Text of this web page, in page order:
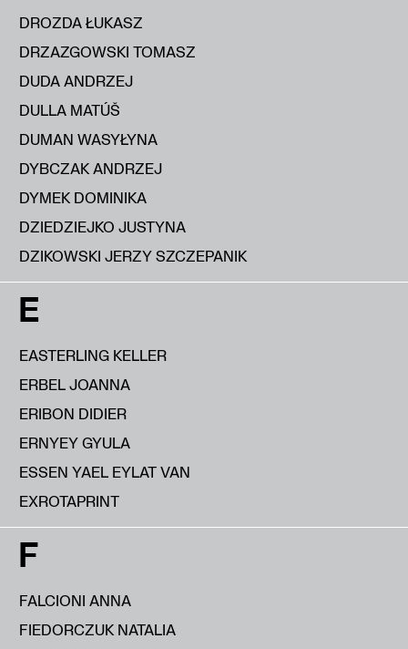
DROZDA ŁUKASZ
DRZAZGOWSKI TOMASZ
DUDA ANDRZEJ
DULLA MATÚŠ
DUMAN WASYŁYNA
DYBCZAK ANDRZEJ
DYMEK DOMINIKA
DZIEDZIEJKO JUSTYNA
DZIKOWSKI JERZY SZCZEPANIK
E
EASTERLING KELLER
ERBEL JOANNA
ERIBON DIDIER
ERNYEY GYULA
ESSEN YAEL EYLAT VAN
EXROTAPRINT
F
FALCIONI ANNA
FIEDORCZUK NATALIA